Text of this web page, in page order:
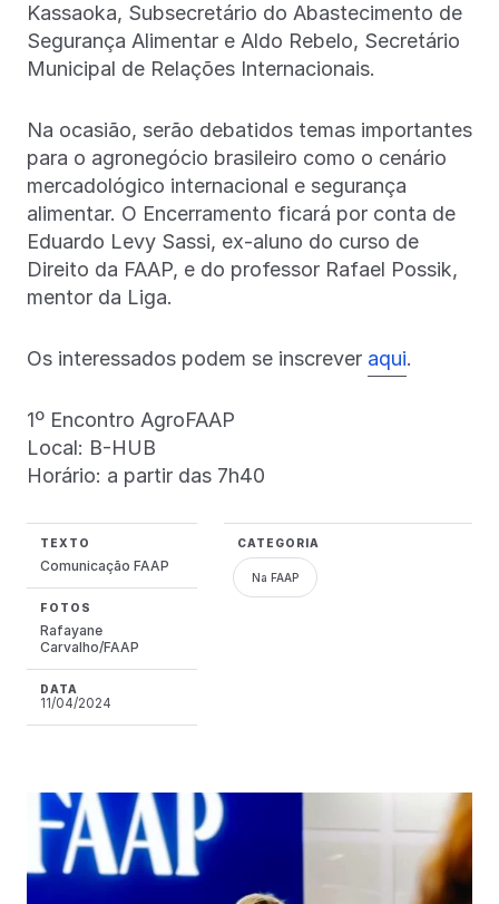
Kassaoka, Subsecretário do Abastecimento de
Segurança Alimentar e Aldo Rebelo, Secretário
Municipal de Relações Internacionais.
Na ocasião, serão debatidos temas importantes
para o agronegócio brasileiro como o cenário
mercadológico internacional e segurança
alimentar. O Encerramento ficará por conta de
Eduardo Levy Sassi, ex-aluno do curso de
Direito da FAAP, e do professor Rafael Possik,
mentor da Liga.
Os interessados podem se inscrever aqui.
1º Encontro AgroFAAP
Local: B-HUB
Horário: a partir das 7h40
TEXTO
Comunicação FAAP
FOTOS
Rafayane
Carvalho/FAAP
DATA
11/04/2024
CATEGORIA
Na FAAP